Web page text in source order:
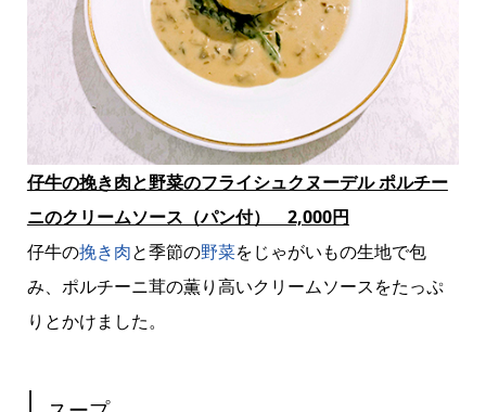
仔牛の挽き肉と野菜のフライシュクヌーデル ポルチー
ニのクリームソース（パン付） 2,000円
仔牛の挽き肉と季節の野菜をじゃがいもの生地で包
み、ポルチーニ茸の薫り高いクリームソースをたっぷ
りとかけました。